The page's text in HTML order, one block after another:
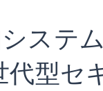
ステ
型セ